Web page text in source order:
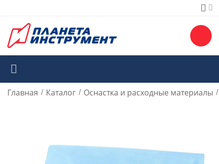
Главная / Каталог / Оснастка и расходные материалы /